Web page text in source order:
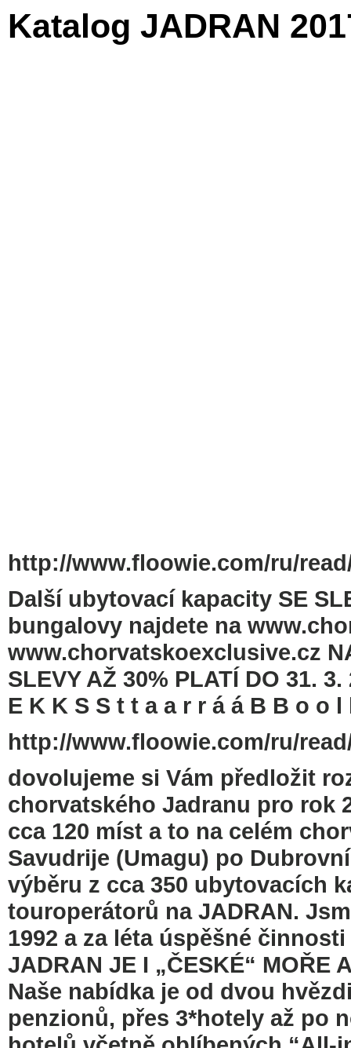
Katalog JADRAN
http://www.floowie.com/ru/
Další ubytovací kapacity SE
bungalovy najdete na
www.chorvatskoexclusive.cz
SLEVY AŽ 30% PLATÍ DO 31.
E K K S S t t a a r r á á B B o o
http://www.floowie.com/ru/
dovolujeme si Vám předložit
chorvatského Jadranu pro rok
cca 120 míst a to na celém
Savudrije (Umagu) po
výběru z cca 350 ubytovacích
touroperátorů na JADRAN.
1992 a za léta úspěšné
JADRAN JE I „ČESKÉ“ MOŘE
Naše nabídka je od dvou
penzionů, přes 3*hotely až po